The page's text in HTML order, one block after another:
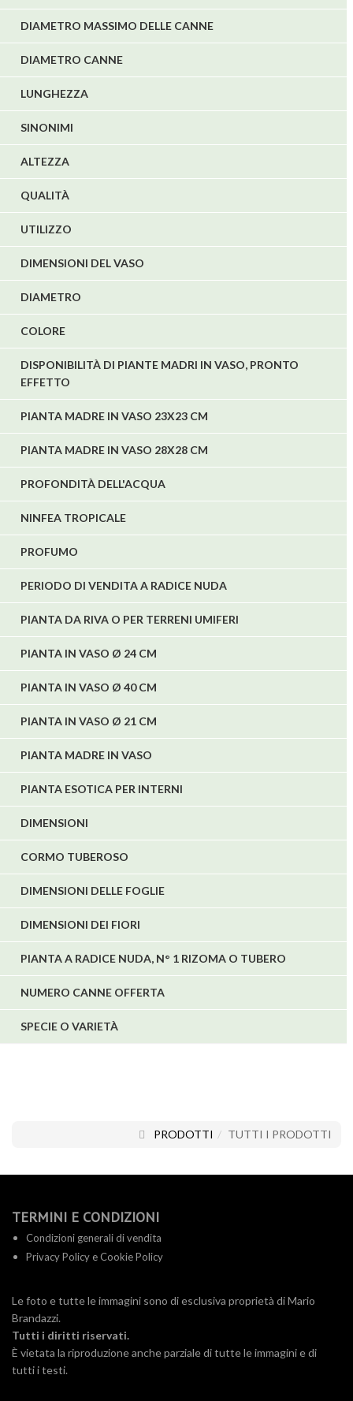
DIAMETRO MASSIMO DELLE CANNE
DIAMETRO CANNE
LUNGHEZZA
SINONIMI
ALTEZZA
QUALITÀ
UTILIZZO
DIMENSIONI DEL VASO
DIAMETRO
COLORE
DISPONIBILITÀ DI PIANTE MADRI IN VASO, PRONTO
EFFETTO
PIANTA MADRE IN VASO 23X23 CM
PIANTA MADRE IN VASO 28X28 CM
PROFONDITÀ DELL'ACQUA
NINFEA TROPICALE
PROFUMO
PERIODO DI VENDITA A RADICE NUDA
PIANTA DA RIVA O PER TERRENI UMIFERI
PIANTA IN VASO Ø 24 CM
PIANTA IN VASO Ø 40 CM
PIANTA IN VASO Ø 21 CM
PIANTA MADRE IN VASO
PIANTA ESOTICA PER INTERNI
DIMENSIONI
CORMO TUBEROSO
DIMENSIONI DELLE FOGLIE
DIMENSIONI DEI FIORI
PIANTA A RADICE NUDA, N° 1 RIZOMA O TUBERO
NUMERO CANNE OFFERTA
SPECIE O VARIETÀ
PRODOTTI TUTTI I PRODOTTI
TERMINI E CONDIZIONI
Condizioni generali di vendita
Privacy Policy e Cookie Policy
Le foto e tutte le immagini sono di esclusiva proprietà di Mario
Brandazzi.
Tutti i diritti riservati.
È vietata la riproduzione anche parziale di tutte le immagini e di
tutti i testi.